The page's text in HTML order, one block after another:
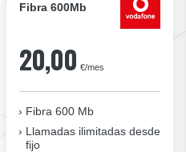
Fibra 600Mb
20,00 €/mes
Fibra 600 Mb
Llamadas ilimitadas desde
fijo